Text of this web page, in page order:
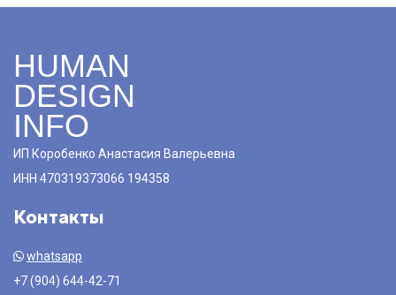
HUMAN
DESIGN
INFO
ИП Коробенко Анастасия Валерьевна
ИНН 470319373066 194358
Контакты
whatsapp
+7 (904) 644-42-71